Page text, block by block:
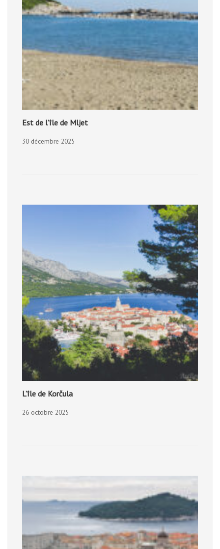
Est de l’île de Mljet
30 décembre 2025
L’île de Korčula
26 octobre 2025